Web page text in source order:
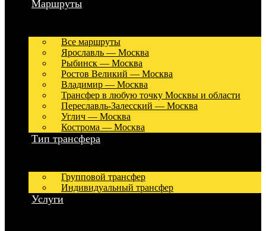
Маршруты
Все маршруты
Ярославль — Москва
Рыбинск — Москва
Ростов Великий — Москва
Владимир — Москва
Трансфер в любую точку Москвы и области
Переславль-Залесский — Москва
Углич — Москва
Кострома — Москва
Тип трансфера
Групповой трансфер
Индивидуальный трансфер
Услуги